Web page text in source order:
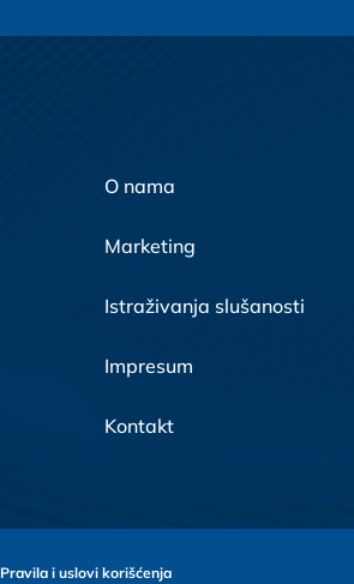
O nama
Marketing
Istraživanja slušanosti
Impresum
Kontakt
Pravila i uslovi korišćenja